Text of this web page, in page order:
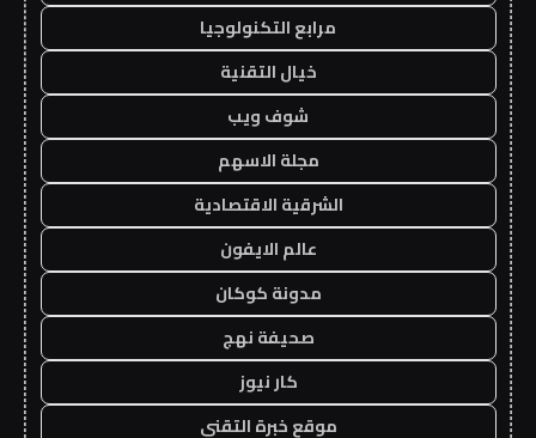
مرابع التكنولوجيا
خيال التقنية
شوف ويب
مجلة الاسهم
الشرقية الاقتصادية
عالم الايفون
مدونة كوكان
صحيفة نهج
كار نيوز
موقع خبرة التقني